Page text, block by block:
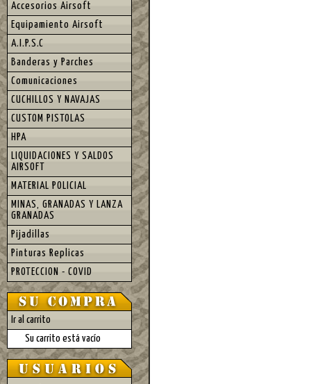
Accesorios Airsoft
Equipamiento Airsoft
A.I.P.S.C
Banderas y Parches
Comunicaciones
CUCHILLOS Y NAVAJAS
CUSTOM PISTOLAS
HPA
LIQUIDACIONES Y SALDOS
AIRSOFT
MATERIAL POLICIAL
MINAS, GRANADAS Y LANZA
GRANADAS
Pijadillas
Pinturas Replicas
PROTECCION - COVID
Ir al carrito
Su carrito está vacío